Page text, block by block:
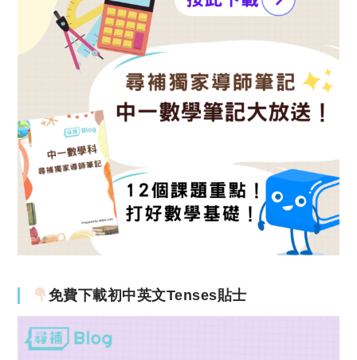
免費下載初中英文Tenses貼士